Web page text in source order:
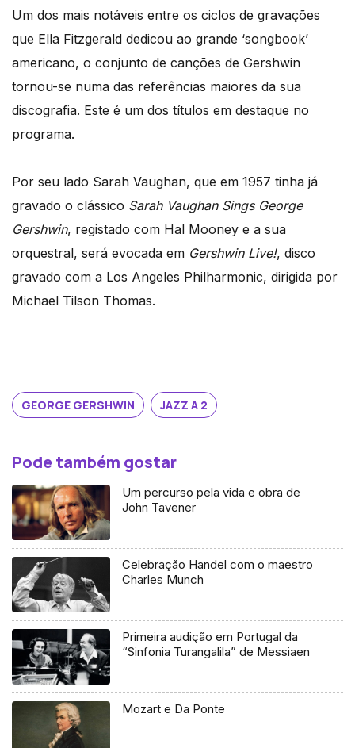
Um dos mais notáveis entre os ciclos de gravações
que Ella Fitzgerald dedicou ao grande ‘songbook’
americano, o conjunto de canções de Gershwin
tornou-se numa das referências maiores da sua
discografia. Este é um dos títulos em destaque no
programa.
Por seu lado Sarah Vaughan, que em 1957 tinha já
gravado o clássico Sarah Vaughan Sings George
Gershwin, registado com Hal Mooney e a sua
orquestral, será evocada em Gershwin Live!, disco
gravado com a Los Angeles Philharmonic, dirigida por
Michael Tilson Thomas.
GEORGE GERSHWIN JAZZ A 2
Pode também gostar
Um percurso pela vida e obra de
John Tavener
Celebração Handel com o maestro
Charles Munch
Primeira audição em Portugal da
“Sinfonia Turangalila” de Messiaen
Mozart e Da Ponte